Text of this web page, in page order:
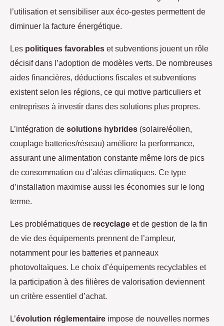
l’utilisation et sensibiliser aux éco-gestes permettent de
diminuer la facture énergétique.
Les politiques favorables et subventions jouent un rôle
décisif dans l’adoption de modèles verts. De nombreuses
aides financières, déductions fiscales et subventions
existent selon les régions, ce qui motive particuliers et
entreprises à investir dans des solutions plus propres.
L’intégration de solutions hybrides (solaire/éolien,
couplage batteries/réseau) améliore la performance,
assurant une alimentation constante même lors de pics
de consommation ou d’aléas climatiques. Ce type
d’installation maximise aussi les économies sur le long
terme.
Les problématiques de recyclage et de gestion de la fin
de vie des équipements prennent de l’ampleur,
notamment pour les batteries et panneaux
photovoltaïques. Le choix d’équipements recyclables et
la participation à des filières de valorisation deviennent
un critère essentiel d’achat.
L’évolution réglementaire impose de nouvelles normes